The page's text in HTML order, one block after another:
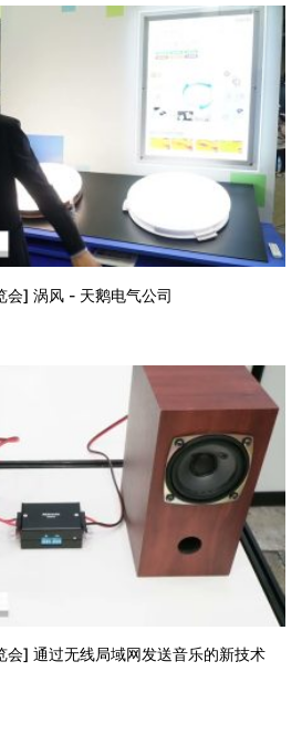
] 涡风 - 天鹅电气公司
] 通过无线局域网发送音乐的新技术